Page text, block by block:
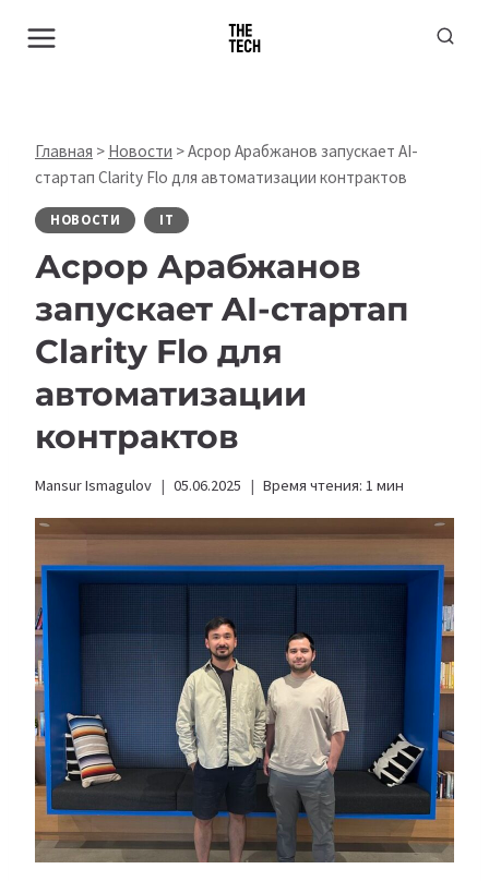
Главная > Новости >Асрор Арабжанов запускает AI-
стартап Clarity Flo для автоматизации контрактов
НОВОСТИ IT
Асрор Арабжанов
запускает AI-стартап
Clarity Flo для
автоматизации
контрактов
Mansur Ismagulov 05.06.2025 Время чтения: 1 мин